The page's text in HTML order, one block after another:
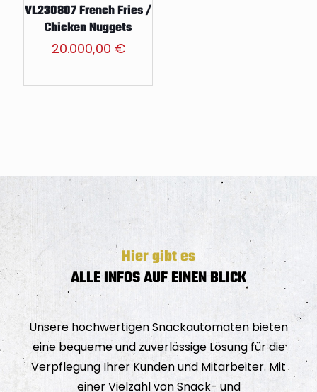
VL230807 French Fries /
Chicken Nuggets
20.000,00 €
Hier gibt es
ALLE INFOS AUF EINEN BLICK
Unsere hochwertigen Snackautomaten bieten
eine bequeme und zuverlässige Lösung für die
Verpflegung Ihrer Kunden und Mitarbeiter. Mit
einer Vielzahl von Snack- und